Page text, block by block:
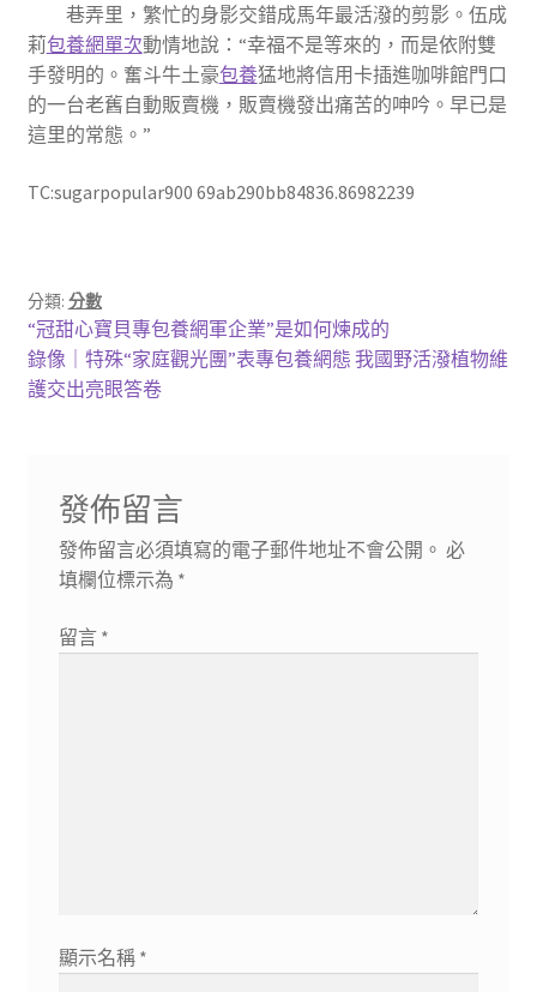
巷弄里，繁忙的身影交錯成馬年最活潑的剪影。伍成
莉包養網單次動情地說：“幸福不是等來的，而是依附雙
手發明的。奮斗牛土豪包養猛地將信用卡插進咖啡館門口
的一台老舊自動販賣機，販賣機發出痛苦的呻吟。早已是
這里的常態。”
TC:sugarpopular900 69ab290bb84836.86982239
分類: 分數
文
章
上
一
篇
“冠甜心寶貝專包養網軍企業”是如何煉成的
下
一
錄像｜特殊“家庭觀光團”表專包養網態 我國野活潑植物維
護交出亮眼答卷
發佈留言
發佈留言必須填寫的電子郵件地址不會公開。 必
填欄位標示為 *
留言 *
顯示名稱 *